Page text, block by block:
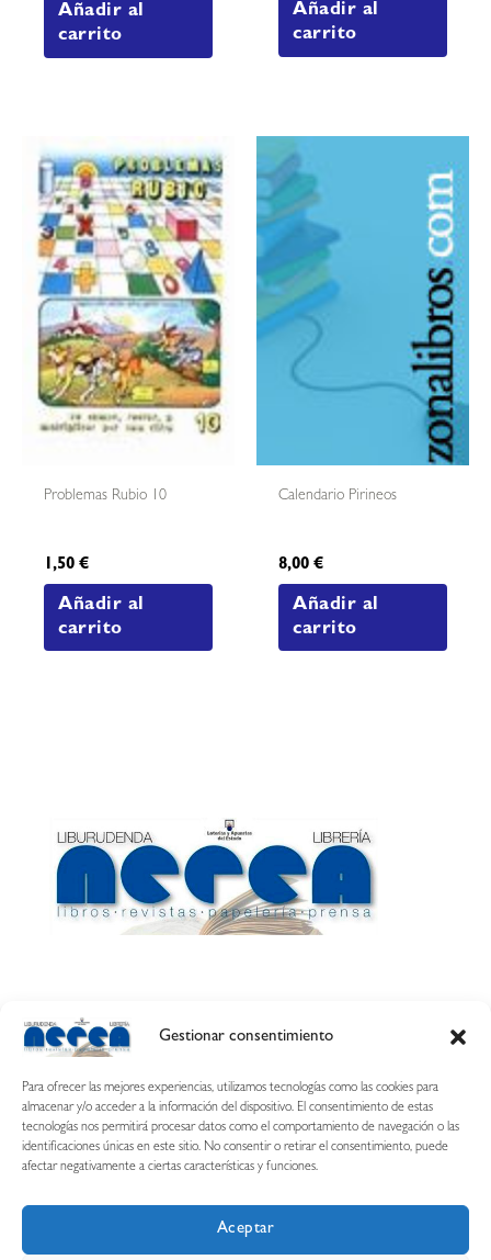
Gestionar consentimiento
Para ofrecer las mejores experiencias, utilizamos tecnologías como las cookies para
almacenar y/o acceder a la información del dispositivo. El consentimiento de estas
tecnologías nos permitirá procesar datos como el comportamiento de navegación o las
identificaciones únicas en este sitio. No consentir o retirar el consentimiento, puede
afectar negativamente a ciertas características y funciones.
Aceptar
Añadir al
carrito
Añadir al
carrito
Problemas Rubio 10
1,50€
Añadir al
carrito
Calendario Pirineos
8,00€
Añadir al
carrito
Calle Esquíroz, 27
687 54 31 70
nerearetamonge@gmail.com